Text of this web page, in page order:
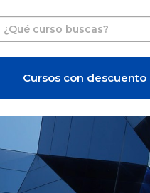
Cursos con descuento